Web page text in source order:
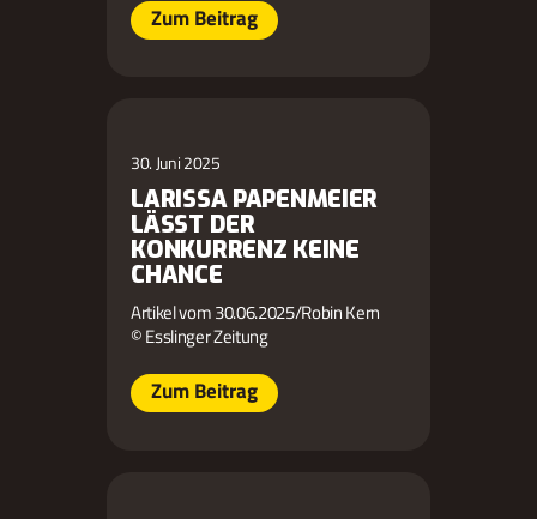
Zum Beitrag
30. Juni 2025
LARISSA PAPENMEIER
LÄSST DER
KONKURRENZ KEINE
CHANCE
Artikel vom 30.06.2025/Robin Kern
© Esslinger Zeitung
Zum Beitrag